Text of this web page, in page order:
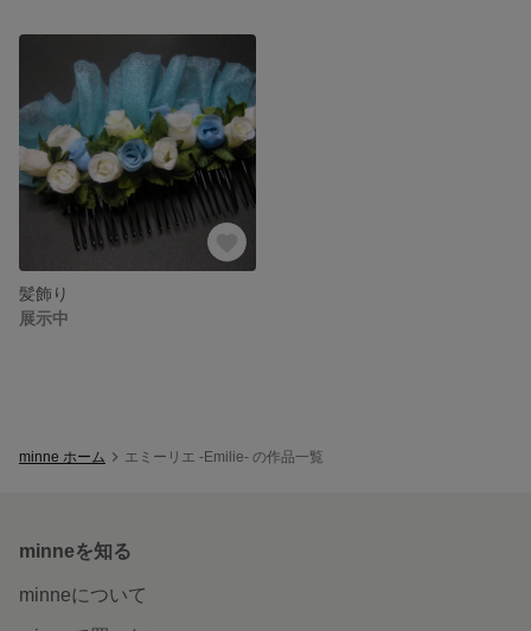
髪飾り
展示中
minne ホーム エミーリエ -Emilie- の作品一覧
minneを知る
minneについて